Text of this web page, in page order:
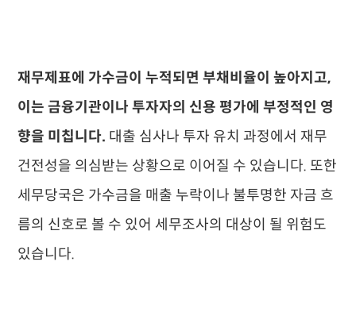
재무제표에 가수금이 누적되면 부채비율이 높아지고,
이는 금융기관이나 투자자의 신용 평가에 부정적인 영
향을 미칩니다. 대출 심사나 투자 유치 과정에서 재무
건전성을 의심받는 상황으로 이어질 수 있습니다. 또한
세무당국은 가수금을 매출 누락이나 불투명한 자금 흐
름의 신호로 볼 수 있어 세무조사의 대상이 될 위험도
있습니다.